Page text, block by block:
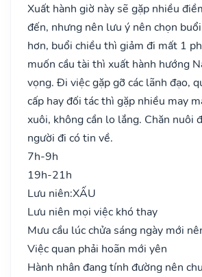
Xuất hành giờ này sẽ gặp nhiều
đến, nhưng nên lưu ý nên chọn
hơn, buổi chiều thì giảm đi mất 1
muốn cầu tài thì xuất hành hướng
vọng. Đi việc gặp gỡ các lãnh đạo,
cấp hay đối tác thì gặp nhiều may
xuôi, không cần lo lắng. Chăn nuôi
người đi có tin về.
7h-9h
19h-21h
Lưu niên:XẤU
Lưu niên mọi việc khó thay
Mưu cầu lúc chửa sáng ngày mới
Việc quan phải hoãn mới yên
Hành nhân đang tính đường nên